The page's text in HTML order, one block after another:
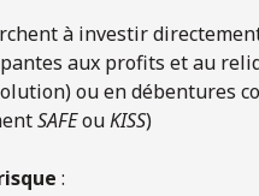
à investir
aux profits et au
ou en débentures
SAFEouKISS)
: